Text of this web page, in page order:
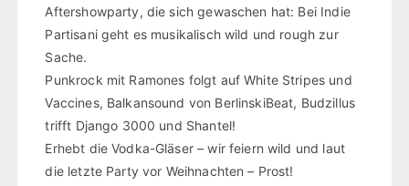
Aftershowparty, die sich gewaschen hat: Bei Indie
Partisani geht es musikalisch wild und rough zur
Sache.
Punkrock mit Ramones folgt auf White Stripes und
Vaccines, Balkansound von BerlinskiBeat, Budzillus
trifft Django 3000 und Shantel!
Erhebt die Vodka-Gläser – wir feiern wild und laut
die letzte Party vor Weihnachten – Prost!